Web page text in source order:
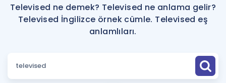
ÜYE DEĞİLİM
Faydalı Araçlar
Sözlük
Hakkımızda
Televised ne demek? Televised ne anlama gelir?
Televised İngilizce örnek cümle. Televised eş
anlamlıları.